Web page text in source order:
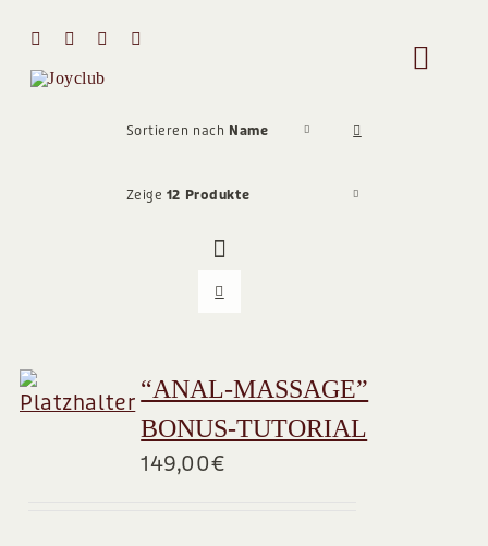
springen
Toggle
Sortieren nach Name
Zeige 12 Produkte
“ANAL-MASSAGE”
BONUS-TUTORIAL
149,00€